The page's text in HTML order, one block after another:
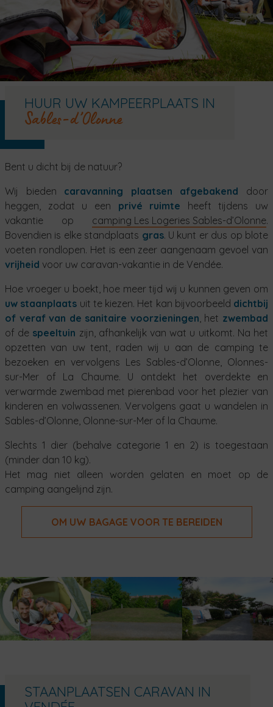
HUUR UW KAMPEERPLAATS IN
Sables-d’Olonne
Bent u dicht bij de natuur?
Wij bieden caravanning plaatsen afgebakend door
heggen, zodat u een privé ruimte heeft tijdens uw
vakantie op camping Les Logeries Sables-d’Olonne.
Bovendien is elke standplaats gras. U kunt er dus op blote
voeten rondlopen. Het is een zeer aangenaam gevoel van
vrijheid voor uw caravan-vakantie in de Vendée.
Hoe vroeger u boekt, hoe meer tijd wij u kunnen geven om
uw staanplaats uit te kiezen. Het kan bijvoorbeeld dichtbij
of veraf van de sanitaire voorzieningen, het zwembad
of de speeltuin zijn, afhankelijk van wat u uitkomt. Na het
opzetten van uw tent, raden wij u aan de camping te
bezoeken en vervolgens Les Sables-d’Olonne, Olonnes-
sur-Mer of La Chaume. U ontdekt het overdekte en
verwarmde zwembad met pierenbad voor het plezier van
kinderen en volwassenen. Vervolgens gaat u wandelen in
Sables-d’Olonne, Olonne-sur-Mer of la Chaume.
Slechts 1 dier (behalve categorie 1 en 2) is toegestaan
(minder dan 10 kg).
Het mag niet alleen worden gelaten en moet op de
camping aangelijnd zijn.
OM UW BAGAGE VOOR TE BEREIDEN
STAANPLAATSEN CARAVAN IN